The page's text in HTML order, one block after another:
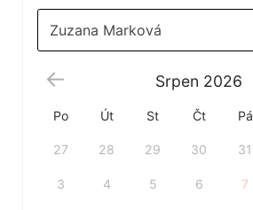
Zuzana Marková
Srpen 2026
Po Út St Čt Pá
27 28 29 30 31
3 4 5 6 7